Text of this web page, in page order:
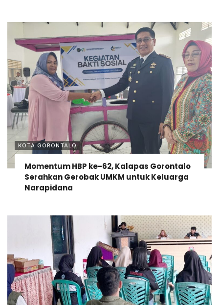
KOTA GORONTALO
Momentum HBP ke-62, Kalapas Gorontalo
Serahkan Gerobak UMKM untuk Keluarga
Narapidana